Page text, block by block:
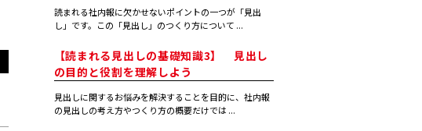
読まれる社内報に欠かせないポイントの一つが「見出
し」です。この「見出し」のつくり方について ...
【読まれる見出しの基礎知識3】 見出し
の目的と役割を理解しよう
見出しに関するお悩みを解決することを目的に、社内報
の見出しの考え方やつくり方の概要だけでは ...